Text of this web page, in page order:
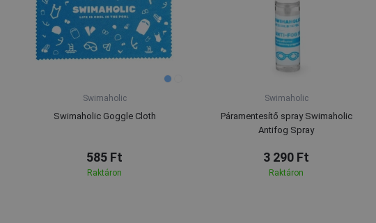
Swimaholic
Swimaholic Goggle Cloth
585 Ft
Raktáron
Swimaholic
Páramentesítő spray Swimaholic
Antifog Spray
3 290 Ft
Raktáron